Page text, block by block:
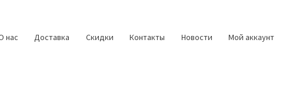
нас Доставка Скидки Контакты Новости Мой аккаунт